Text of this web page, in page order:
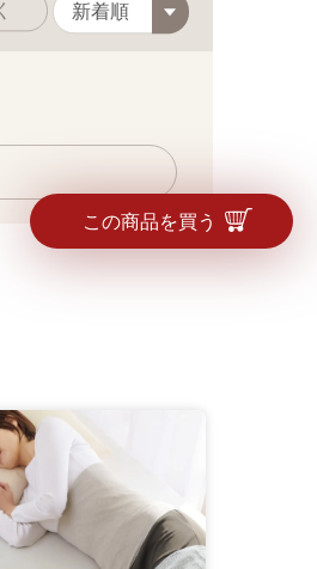
この商品を買う